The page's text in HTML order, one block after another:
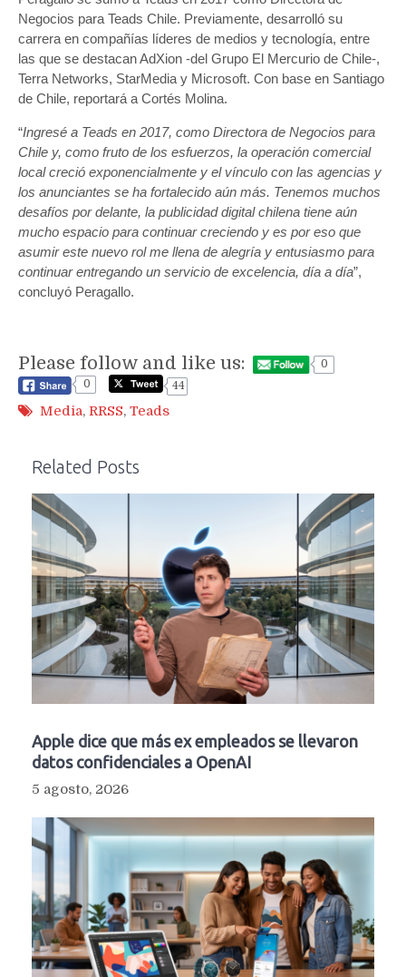
Negocios para Teads Chile. Previamente, desarrolló su
carrera en compañías líderes de medios y tecnología, entre
las que se destacan AdXion -del Grupo El Mercurio de Chile-,
Terra Networks, StarMedia y Microsoft. Con base en Santiago
de Chile, reportará a Cortés Molina.
“Ingresé a Teads en 2017, como Directora de Negocios para
Chile y, como fruto de los esfuerzos, la operación comercial
local creció exponencialmente y el vínculo con las agencias y
los anunciantes se ha fortalecido aún más. Tenemos muchos
desafíos por delante, la publicidad digital chilena tiene aún
mucho espacio para continuar creciendo y es por eso que
asumir este nuevo rol me llena de alegría y entusiasmo para
continuar entregando un servicio de excelencia, día a día”,
concluyó Peragallo.
Please follow and like us:
0
0
44
Media, RRSS, Teads
Related Posts
Apple dice que más ex empleados se llevaron
datos confidenciales a OpenAI
5 agosto, 2026